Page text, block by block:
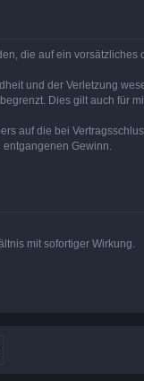
die auf ein vorsätzliches
und der Verletzung
Dies gilt auch für
auf die bei
Gewinn.
mit sofortiger Wirkung.